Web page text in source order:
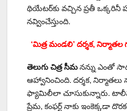
థియేటర్‌కు వచ్చిన ప్రతీ
నవ్వించేస్తుంది.
‘మిత్ర మండలి’ దర్శక, నిర్మాతల
తెలుగు చిత్ర సీమ నన్ను ఎంతో
ఆహ్వానించింది. దర్శక, నిర్మాతలు
ఫ్యామిలీలా చూసుకున్నారు.
ప్రేమ, కంఫర్ట్ నాకు ఇంకెక్కడా